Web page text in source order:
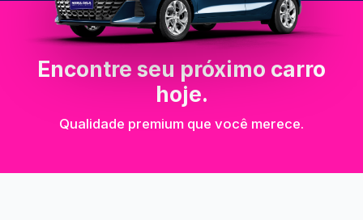
Encontre seu próximo carro
hoje.
Qualidade premium que você merece.